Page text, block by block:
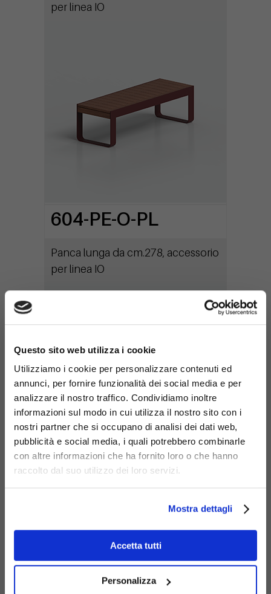
Questo sito web utilizza i cookie
Utilizziamo i cookie per personalizzare contenuti ed
annunci, per fornire funzionalità dei social media e per
analizzare il nostro traffico. Condividiamo inoltre
informazioni sul modo in cui utilizza il nostro sito con i
nostri partner che si occupano di analisi dei dati web,
pubblicità e social media, i quali potrebbero combinarle
con altre informazioni che ha fornito loro o che hanno
raccolto dal suo utilizzo dei loro servizi.
Mostra dettagli
Accetta tutti
Personalizza
per linea IO
604-PE-O-PL
Panca lunga da cm.278, accessorio
per linea IO
Prodotti
Ecco un'area
Fioriera io da
cm. 135x50
604-FIO-135